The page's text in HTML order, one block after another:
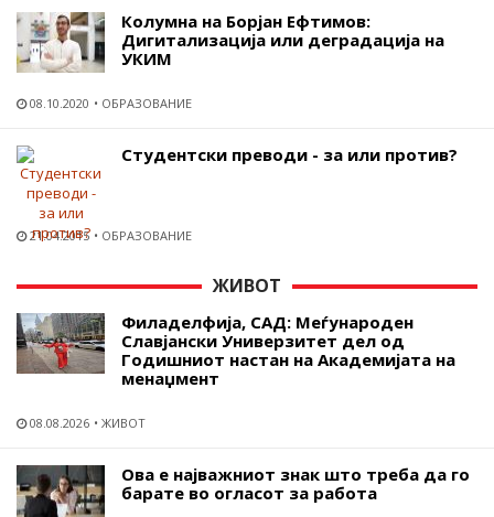
Колумна на Борјан Ефтимов:
Дигитализација или деградација на
УКИМ
08.10.2020 ОБРАЗОВАНИЕ
Студентски преводи - за или против?
21.04.2015 ОБРАЗОВАНИЕ
ЖИВОТ
Филаделфија, САД: Меѓународен
Славјански Универзитет дел од
Годишниот настан на Академијата на
менаџмент
08.08.2026 ЖИВОТ
Ова е најважниот знак што треба да го
барате во огласот за работа